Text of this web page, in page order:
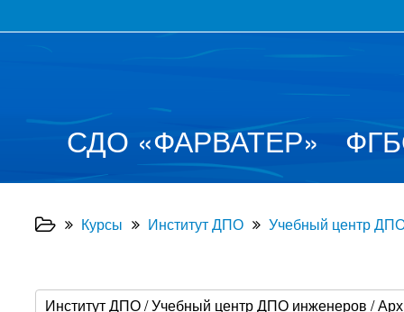
СДО «ФАРВАТЕР»
Курсы Институт ДПО Учебный центр